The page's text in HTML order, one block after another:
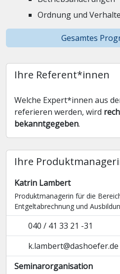
Ordnung und
Gesamtes
Ihre Referent*innen
Welche Expert*innen aus
referieren werden, wird
bekanntgegeben.
Ihre
Katrin Lambert
Produktmanagerin für die
Entgelt­abrechnung und
040 / 41 33 21 -31
k.lambert@dashoefer.de
Seminarorganisation